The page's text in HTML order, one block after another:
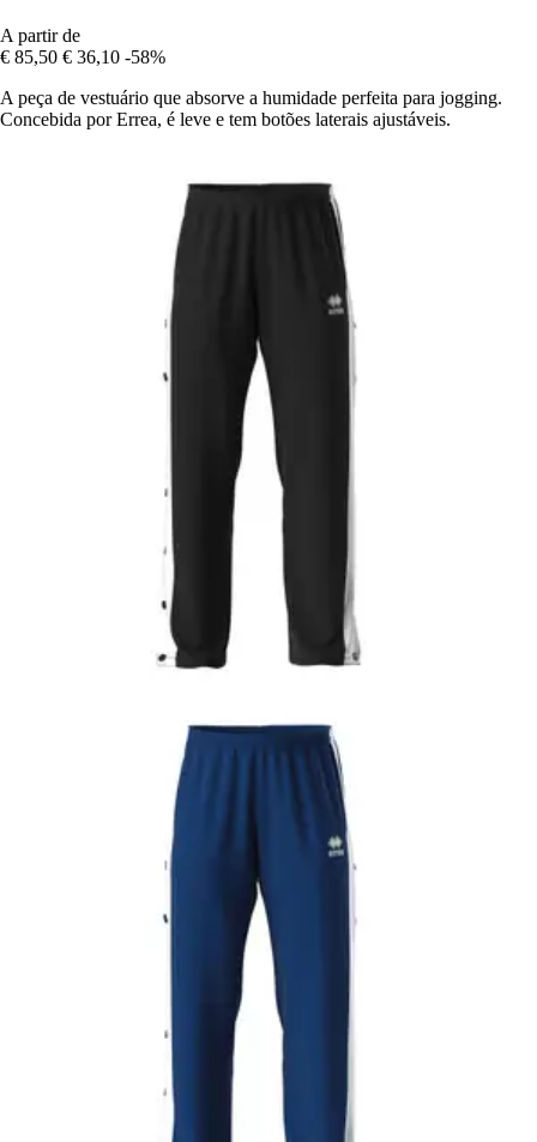
A partir de
€ 85,50 € 36,10 -58%
A peça de vestuário que absorve a humidade perfeita para jogging.
Concebida por Errea, é leve e tem botões laterais ajustáveis.